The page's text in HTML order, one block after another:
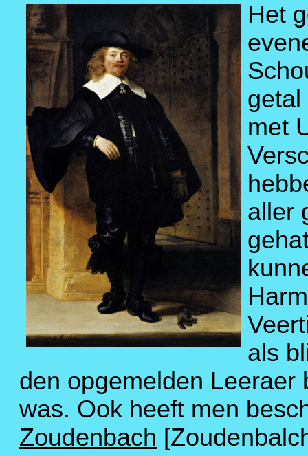
Het
getal
met
aller
als
den opgemelden Leeraer
was. Ook heeft men
Zoudenbach